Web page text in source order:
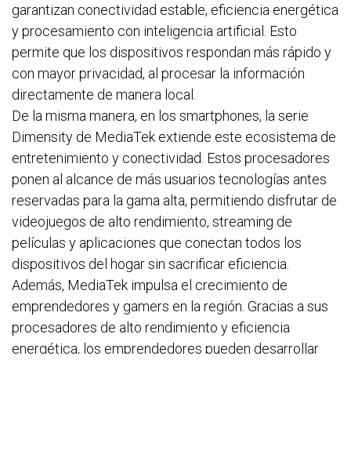
garantizan conectividad estable, eficiencia energética
y procesamiento con inteligencia artificial. Esto
permite que los dispositivos respondan más rápido y
con mayor privacidad, al procesar la información
directamente de manera local.
De la misma manera, en los smartphones, la serie
Dimensity de MediaTek extiende este ecosistema de
entretenimiento y conectividad. Estos procesadores
ponen al alcance de más usuarios tecnologías antes
reservadas para la gama alta, permitiendo disfrutar de
videojuegos de alto rendimiento, streaming de
películas y aplicaciones que conectan todos los
dispositivos del hogar sin sacrificar eficiencia.
Además, MediaTek impulsa el crecimiento de
emprendedores y gamers en la región. Gracias a sus
procesadores de alto rendimiento y eficiencia
energética, los emprendedores pueden desarrollar